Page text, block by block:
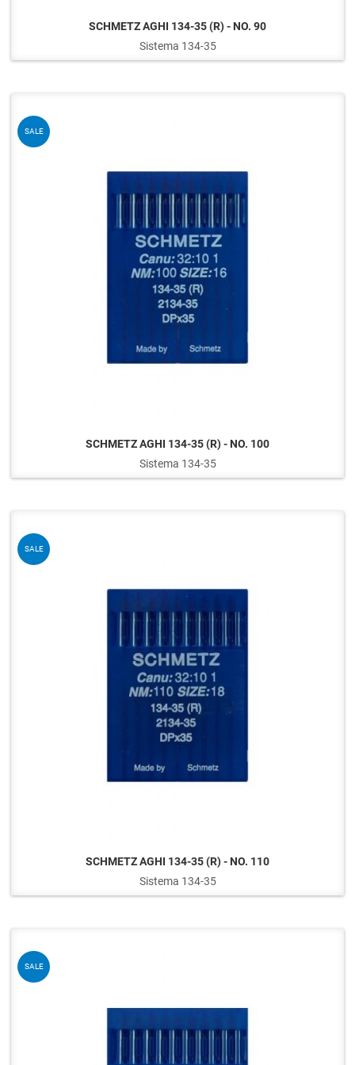
SCHMETZ AGHI 134-35 (R) - NO. 90
Sistema 134-35
SALE
SCHMETZ AGHI 134-35 (R) - NO. 100
Sistema 134-35
SALE
SCHMETZ AGHI 134-35 (R) - NO. 110
Sistema 134-35
SALE